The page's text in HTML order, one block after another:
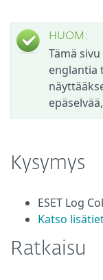
HUOM:
Tämä
englantia
Kysymys
ESET Log
Katso
Ratkaisu